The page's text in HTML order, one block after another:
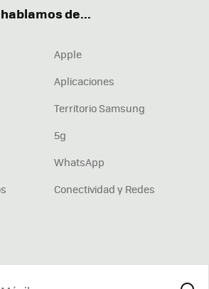
de...
Apple
Aplicaciones
Territorio Samsung
5g
WhatsApp
Conectividad y Redes